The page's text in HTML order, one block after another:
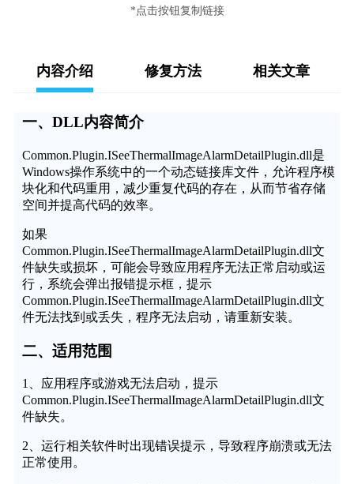
*点击按钮复制链接
内容介绍 修复方法 相关文章
一、DLL内容简介
Common.Plugin.ISeeThermalImageAlarmDetailPlugin.dll是
Windows操作系统中的一个动态链接库文件，允许程序模
块化和代码重用，减少重复代码的存在，从而节省存储
空间并提高代码的效率。
如果
Common.Plugin.ISeeThermalImageAlarmDetailPlugin.dll文
件缺失或损坏，可能会导致应用程序无法正常启动或运
行，系统会弹出报错提示框，提示
Common.Plugin.ISeeThermalImageAlarmDetailPlugin.dll文
件无法找到或丢失，程序无法启动，请重新安装。
二、适用范围
1、应用程序或游戏无法启动，提示
Common.Plugin.ISeeThermalImageAlarmDetailPlugin.dll文
件缺失。
2、运行相关软件时出现错误提示，导致程序崩溃或无法
正常使用。